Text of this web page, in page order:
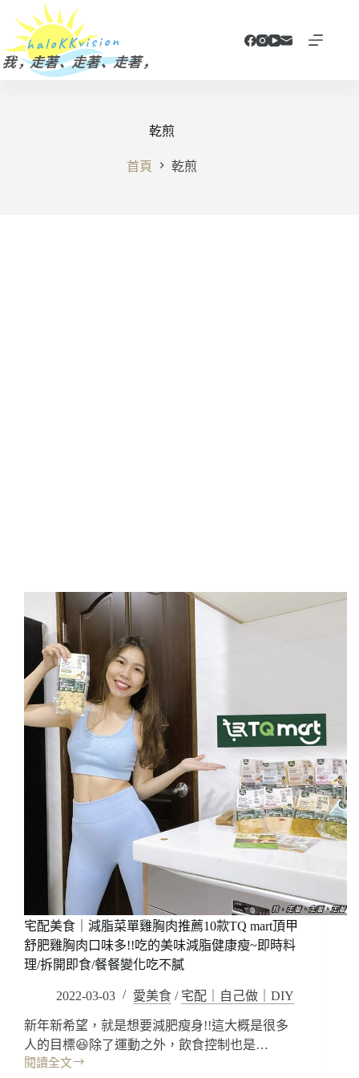
主
要
乾煎
首頁 乾煎
宅配美食｜減脂菜單雞胸肉推薦10款TQ mart頂甲
舒肥雞胸肉口味多!!吃的美味減脂健康瘦~即時料
理/拆開即食/餐餐變化吃不膩
2022-03-03 愛美食 / 宅配｜自己做｜DIY
新年新希望，就是想要減肥瘦身!!這大概是很多
人的目標😆除了運動之外，飲食控制也是…
閱讀全文
宅